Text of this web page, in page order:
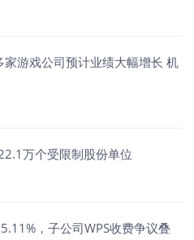
游戏公司预计业绩大幅增长 机
万个受限制股份单位
，子公司WPS收费争议叠